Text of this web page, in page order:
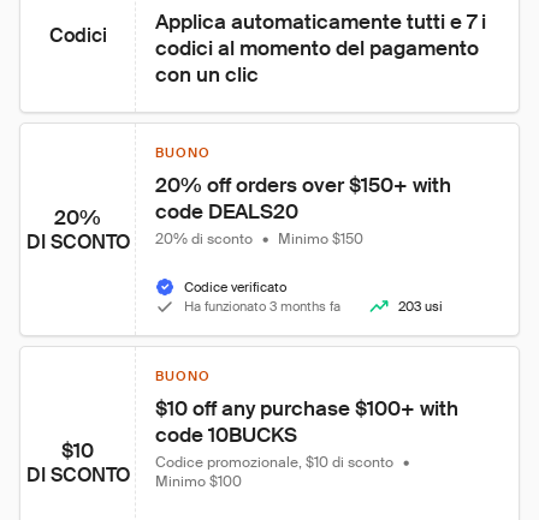
Codici
Applica automaticamente tutti e 7 i
codici al momento del pagamento
con un clic
20%
DI SCONTO
BUONO
20% off orders over $150+ with
code DEALS20
20% di sconto • Minimo $150
Codice verificato
Ha funzionato 3 months fa
203 usi
$10
DI SCONTO
BUONO
$10 off any purchase $100+ with
code 10BUCKS
Codice promozionale, $10 di sconto •
Minimo $100